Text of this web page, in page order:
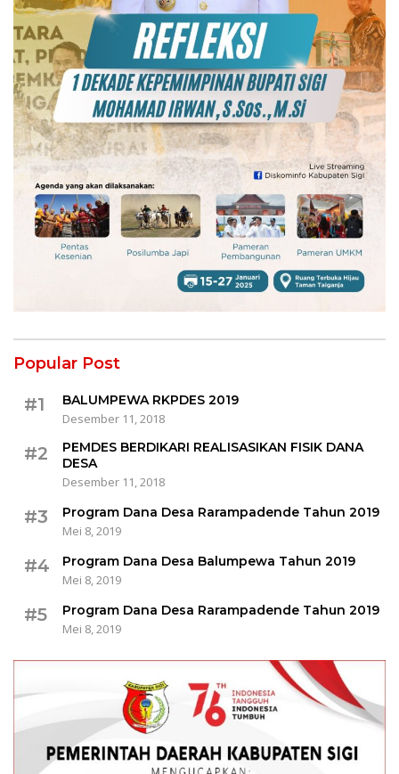
Popular Post
#1
BALUMPEWA RKPDES 2019
Desember 11, 2018
#2
PEMDES BERDIKARI REALISASIKAN FISIK DANA
DESA
Desember 11, 2018
#3
Program Dana Desa Rarampadende Tahun 2019
Mei 8, 2019
#4
Program Dana Desa Balumpewa Tahun 2019
Mei 8, 2019
#5
Program Dana Desa Rarampadende Tahun 2019
Mei 8, 2019